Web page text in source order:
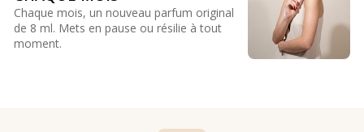
Chaque mois, un nouveau parfum original
de 8 ml. Mets en pause ou résilie à tout
moment.